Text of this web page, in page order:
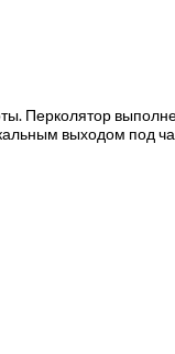
Перколятор
выходом под